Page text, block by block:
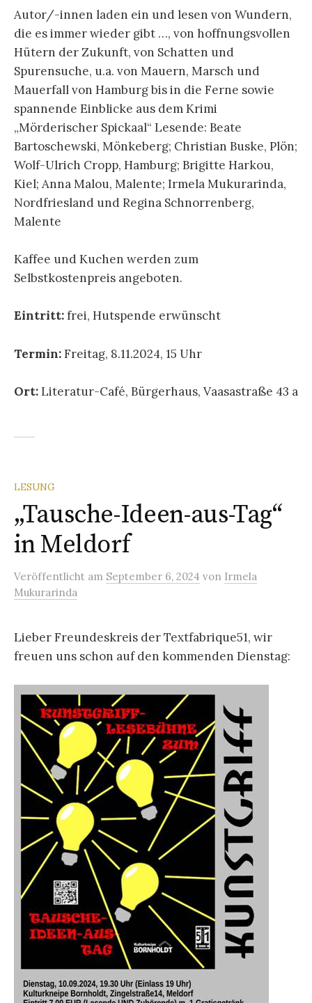
Autor/-innen laden ein und lesen von Wundern,
die es immer wieder gibt …, von hoffnungsvollen
Hütern der Zukunft, von Schatten und
Spurensuche, u.a. von Mauern, Marsch und
Mauerfall von Hamburg bis in die Ferne sowie
spannende Einblicke aus dem Krimi
„Mörderischer Spickaal“ Lesende: Beate
Bartoschewski, Mönkeberg; Christian Buske, Plön;
Wolf-Ulrich Cropp, Hamburg; Brigitte Harkou,
Kiel; Anna Malou, Malente; Irmela Mukurarinda,
Nordfriesland und Regina Schnorrenberg,
Malente
Kaffee und Kuchen werden zum
Selbstkostenpreis angeboten.
Eintritt:frei, Hutspende erwünscht
Termin:Freitag, 8.11.2024, 15 Uhr
Ort:Literatur-Café, Bürgerhaus, Vaasastraße 43 a
LESUNG
„Tausche-Ideen-aus-Tag“
in Meldorf
Veröffentlicht am September 6, 2024 von Irmela
Mukurarinda
Lieber Freundeskreis der Textfabrique51, wir
freuen uns schon auf den kommenden Dienstag: